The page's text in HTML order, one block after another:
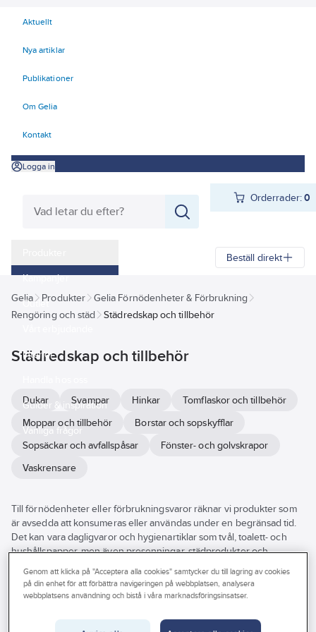
Aktuellt
Nya artiklar
Publikationer
Om Gelia
Kontakt
Logga in
Orderrader:0
Kampanjer
Outlet
Interiör
Guider & inspiration
Vanliga frågor
Beställ direkt
Gelia Produkter
Gelia Förnödenheter & Förbrukning
Rengöring och städ
Städredskap och tillbehör
Städredskap och tillbehör
Dukar Svampar Hinkar
Tomflaskor och tillbehör
Moppar och tillbehör
Borstar och sopskyfflar
Sopsäckar och avfallspåsar
Fönster- och golvskrapor
Vaskrensare
Till förnödenheter eller förbrukningsvaror räknar vi produkter som
är avsedda att konsumeras eller användas under en begränsad tid.
Det kan vara dagligvaror och hygienartiklar som tvål, toalett- och
hushållspapper, men även presenningar, städprodukter och
Varumärke Lagerförd
Höjd
Se
alla Produkter (61)
Genom att klicka på "Acceptera alla cookies" samtycker du till lagring av cookies
på din enhet för att förbättra navigeringen på webbplatsen, analysera
webbplatsens användning och bistå i våra marknadsföringsinsatser.